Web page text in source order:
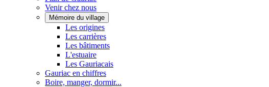
Venir chez nous
Mémoire du village
Les origines
Les carrières
Les bâtiments
L'estuaire
Les Gauriacais
Gauriac en chiffres
Boire, manger, dormir...